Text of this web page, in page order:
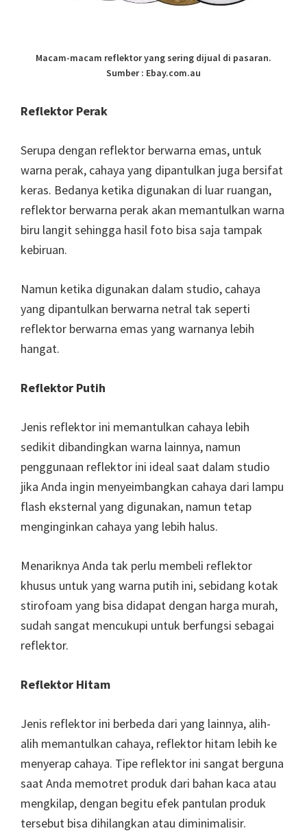
Macam-macam reflektor yang sering dijual di pasaran.
Sumber : Ebay.com.au
Reflektor Perak
Serupa dengan reflektor berwarna emas, untuk
warna perak, cahaya yang dipantulkan juga bersifat
keras. Bedanya ketika digunakan di luar ruangan,
reflektor berwarna perak akan memantulkan warna
biru langit sehingga hasil foto bisa saja tampak
kebiruan.
Namun ketika digunakan dalam studio, cahaya
yang dipantulkan berwarna netral tak seperti
reflektor berwarna emas yang warnanya lebih
hangat.
Reflektor Putih
Jenis reflektor ini memantulkan cahaya lebih
sedikit dibandingkan warna lainnya, namun
penggunaan reflektor ini ideal saat dalam studio
jika Anda ingin menyeimbangkan cahaya dari lampu
flash eksternal yang digunakan, namun tetap
menginginkan cahaya yang lebih halus.
Menariknya Anda tak perlu membeli reflektor
khusus untuk yang warna putih ini, sebidang kotak
stirofoam yang bisa didapat dengan harga murah,
sudah sangat mencukupi untuk berfungsi sebagai
reflektor.
Reflektor Hitam
Jenis reflektor ini berbeda dari yang lainnya, alih-
alih memantulkan cahaya, reflektor hitam lebih ke
menyerap cahaya. Tipe reflektor ini sangat berguna
saat Anda memotret produk dari bahan kaca atau
mengkilap, dengan begitu efek pantulan produk
tersebut bisa dihilangkan atau diminimalisir.